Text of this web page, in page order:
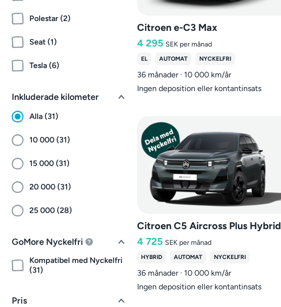
Polestar (2)
Seat (1)
Tesla (6)
Inkluderade kilometer
Alla (31)
10 000 (31)
15 000 (31)
20 000 (31)
25 000 (28)
GoMore Nyckelfri
Kompatibel med Nyckelfri
(31)
Pris
Citroen e-C3 Max
4 295 SEK per månad
EL AUTOMAT NYCKELFRI
36 månader · 10 000 km/år
Ingen deposition eller kontantinsats
Citroen C5 Aircross Plus Hybrid
4 725 SEK per månad
HYBRID AUTOMAT NYCKELFRI
36 månader · 10 000 km/år
Ingen deposition eller kontantinsats